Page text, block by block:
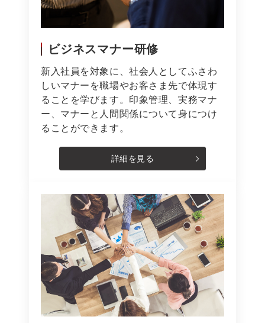
ビジネスマナー研修
新入社員を対象に、社会人としてふさわ
しいマナーを職場やお客さま先で体現す
ることを学びます。印象管理、実務マナ
ー、マナーと人間関係について身につけ
ることができます。
詳細を見る